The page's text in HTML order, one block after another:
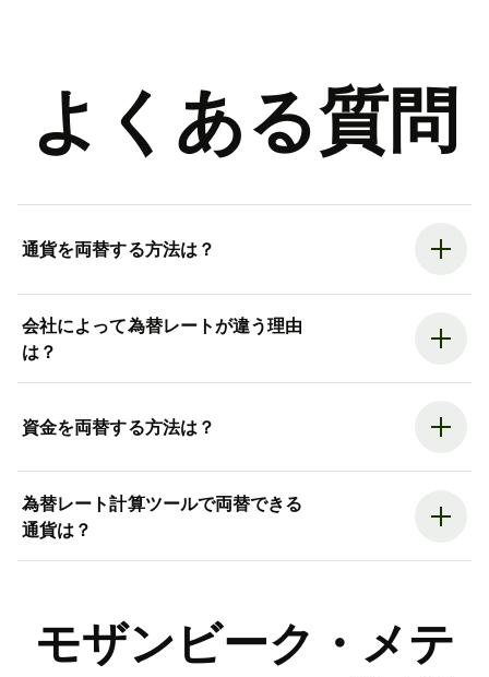
よくある質問
通貨を両替する方法は？
会社によって為替レートが違う理由
は？
資金を両替する方法は？
為替レート計算ツールで両替できる
通貨は？
モザンビーク・メテ